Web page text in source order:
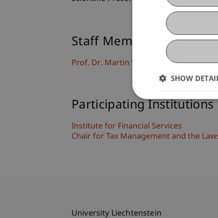
Staff Members
Prof. Dr. Martin Wenz
Participating Institutions
Institute for Financial Services
Chair for Tax Management and the
University Liechtenstein
SHOW